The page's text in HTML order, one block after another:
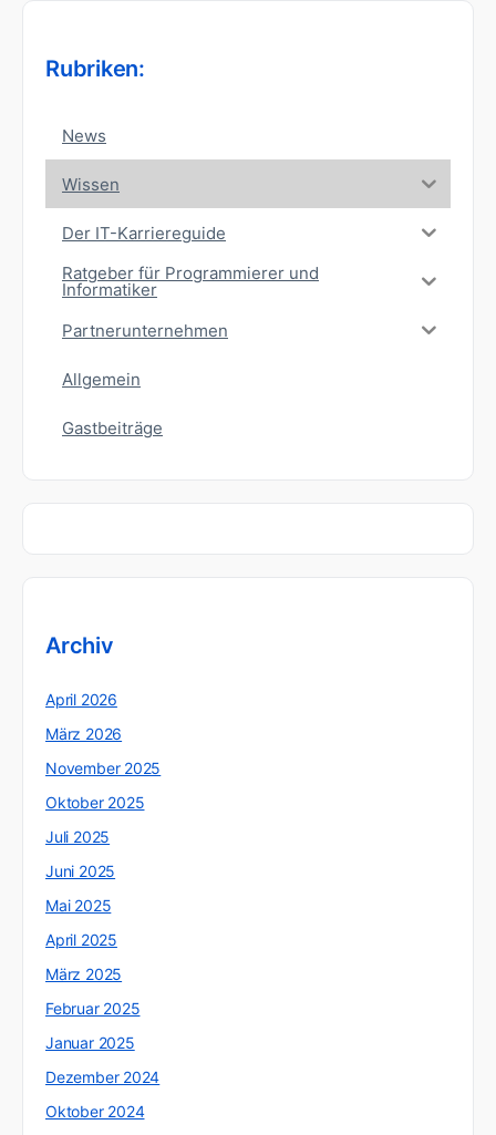
Rubriken:
News
Wissen
Der IT-Karriereguide
Ratgeber für Programmierer und
Informatiker
Partnerunternehmen
Allgemein
Gastbeiträge
Archiv
April 2026
März 2026
November 2025
Oktober 2025
Juli 2025
Juni 2025
Mai 2025
April 2025
März 2025
Februar 2025
Januar 2025
Dezember 2024
Oktober 2024